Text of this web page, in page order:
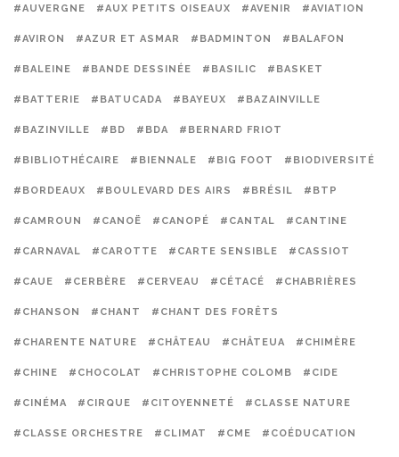
#AUVERGNE #AUX PETITS OISEAUX #AVENIR #AVIATION
#AVIRON #AZUR ET ASMAR #BADMINTON #BALAFON
#BALEINE #BANDE DESSINÉE #BASILIC #BASKET
#BATTERIE #BATUCADA #BAYEUX #BAZAINVILLE
#BAZINVILLE #BD #BDA #BERNARD FRIOT
#BIBLIOTHÉCAIRE #BIENNALE #BIG FOOT #BIODIVERSITÉ
#BORDEAUX #BOULEVARD DES AIRS #BRÉSIL #BTP
#CAMROUN #CANOË #CANOPÉ #CANTAL #CANTINE
#CARNAVAL #CAROTTE #CARTE SENSIBLE #CASSIOT
#CAUE #CERBÈRE #CERVEAU #CÉTACÉ #CHABRIÈRES
#CHANSON #CHANT #CHANT DES FORÊTS
#CHARENTE NATURE #CHÂTEAU #CHÂTEUA #CHIMÈRE
#CHINE #CHOCOLAT #CHRISTOPHE COLOMB #CIDE
#CINÉMA #CIRQUE #CITOYENNETÉ #CLASSE NATURE
#CLASSE ORCHESTRE #CLIMAT #CME #COÉDUCATION